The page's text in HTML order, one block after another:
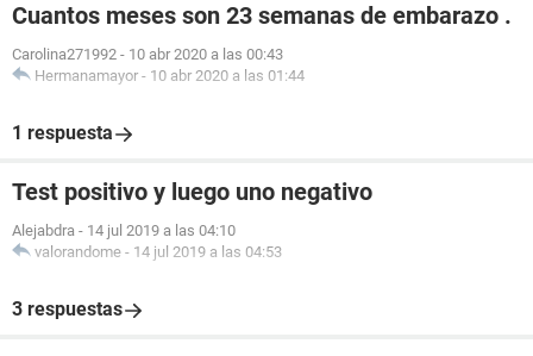
Cuantos meses son 23 semanas de embarazo .
Carolina271992 - 10 abr 2020 a las 00:43
Hermanamayor - 10 abr 2020 a las 01:44
1 respuesta
Test positivo y luego uno negativo
Alejabdra - 14 jul 2019 a las 04:10
valorandome - 14 jul 2019 a las 04:53
3 respuestas